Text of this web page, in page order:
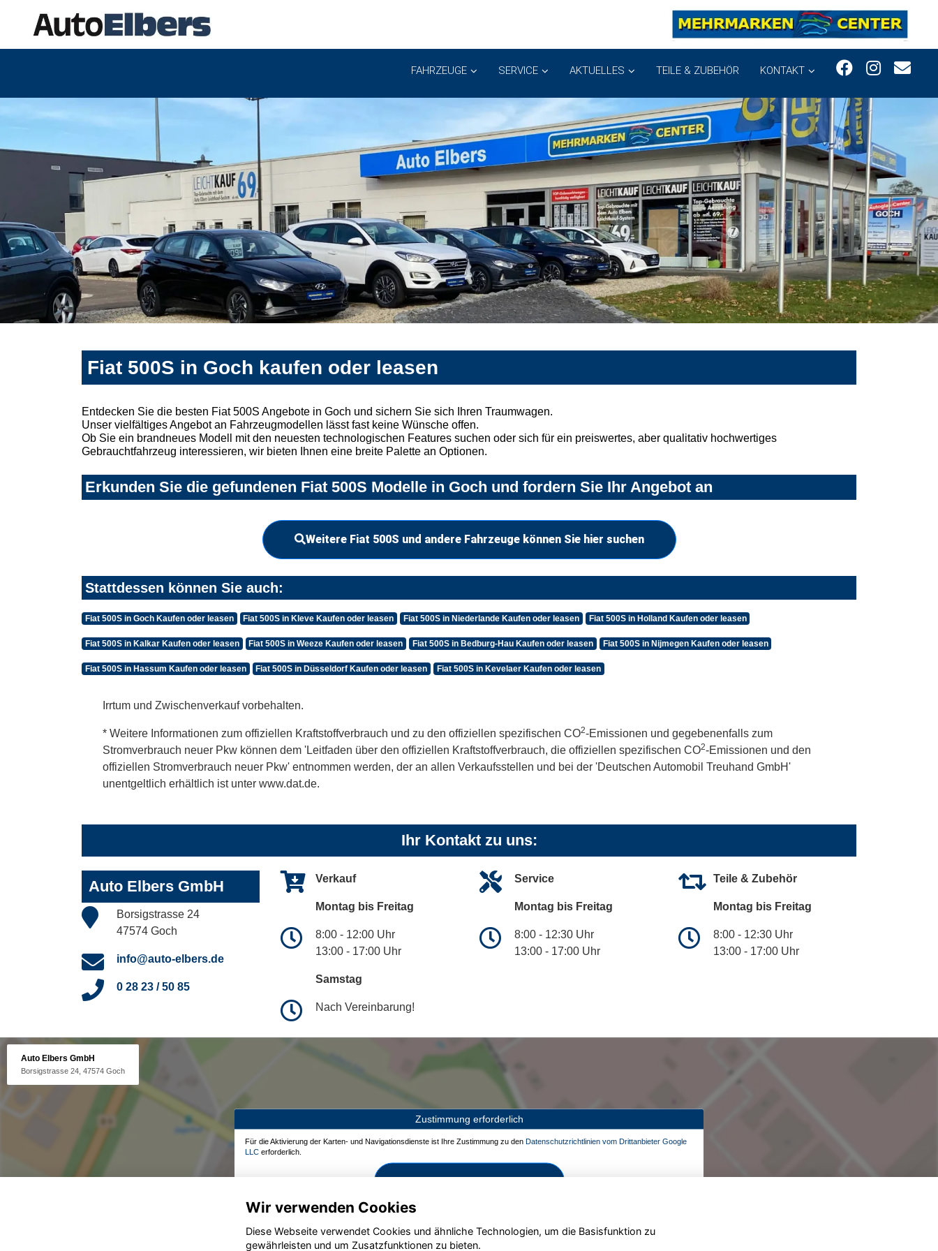
FAHRZEUGE SERVICE AKTUELLES TEILE & ZUBEHÖR KONTAKT
Fiat 500S in Goch kaufen oder leasen
Entdecken Sie die besten Fiat 500S Angebote in Goch und sichern Sie sich Ihren Traumwagen.
Unser vielfältiges Angebot an Fahrzeugmodellen lässt fast keine Wünsche offen.
Ob Sie ein brandneues Modell mit den neuesten technologischen Features suchen oder sich für ein preiswertes, aber qualitativ hochwertiges
Gebrauchtfahrzeug interessieren, wir bieten Ihnen eine breite Palette an Optionen.
Erkunden Sie die gefundenen Fiat 500S Modelle in Goch und fordern Sie Ihr Angebot an
Weitere Fiat 500S und andere Fahrzeuge können Sie hier suchen
Stattdessen können Sie auch:
Fiat 500S in Goch Kaufen oder leasen Fiat 500S in Kleve Kaufen oder leasen Fiat 500S in Niederlande Kaufen oder leasen Fiat 500S in Holland Kaufen oder leasen
Fiat 500S in Kalkar Kaufen oder leasen Fiat 500S in Weeze Kaufen oder leasen Fiat 500S in Bedburg-Hau Kaufen oder leasen Fiat 500S in Nijmegen Kaufen oder leasen
Fiat 500S in Hassum Kaufen oder leasen Fiat 500S in Düsseldorf Kaufen oder leasen Fiat 500S in Kevelaer Kaufen oder leasen
Irrtum und Zwischenverkauf vorbehalten.
* Weitere Informationen zum offiziellen Kraftstoffverbrauch und zu den offiziellen spezifischen CO2-Emissionen und gegebenenfalls zum
Stromverbrauch neuer Pkw können dem 'Leitfaden über den offiziellen Kraftstoffverbrauch, die offiziellen spezifischen CO2-Emissionen und den
offiziellen Stromverbrauch neuer Pkw' entnommen werden, der an allen Verkaufsstellen und bei der 'Deutschen Automobil Treuhand GmbH'
unentgeltlich erhältlich ist unter www.dat.de.
Ihr Kontakt zu uns:
Auto Elbers GmbH
Borsigstrasse 24
47574 Goch
info@auto-elbers.de
0 28 23 / 50 85
Verkauf
Montag bis Freitag
8:00 - 12:00 Uhr
13:00 - 17:00 Uhr
Samstag
Nach Vereinbarung!
Service
Montag bis Freitag
8:00 - 12:30 Uhr
13:00 - 17:00 Uhr
Teile & Zubehör
Montag bis Freitag
8:00 - 12:30 Uhr
13:00 - 17:00 Uhr
Auto Elbers GmbH
Borsigstrasse 24, 47574 Goch
Zustimmung erforderlich
Für die Aktivierung der Karten- und Navigationsdienste ist Ihre Zustimmung zu den Datenschutzrichtlinien vom Drittanbieter Google
LLC erforderlich.
Zustimmen und aktivieren
Wir verwenden Cookies
Diese Webseite verwendet Cookies und ähnliche Technologien, um die Basisfunktion zu
gewährleisten und um Zusatzfunktionen zu bieten.